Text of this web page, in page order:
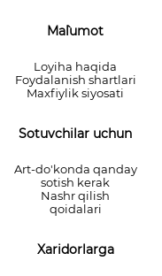
Ma`lumot
Loyiha haqida
Foydalanish shartlari
Maxfiylik siyosati
Sotuvchilar uchun
Art-do'konda qanday
sotish kerak
Nashr qilish
qoidalari
Xaridorlarga